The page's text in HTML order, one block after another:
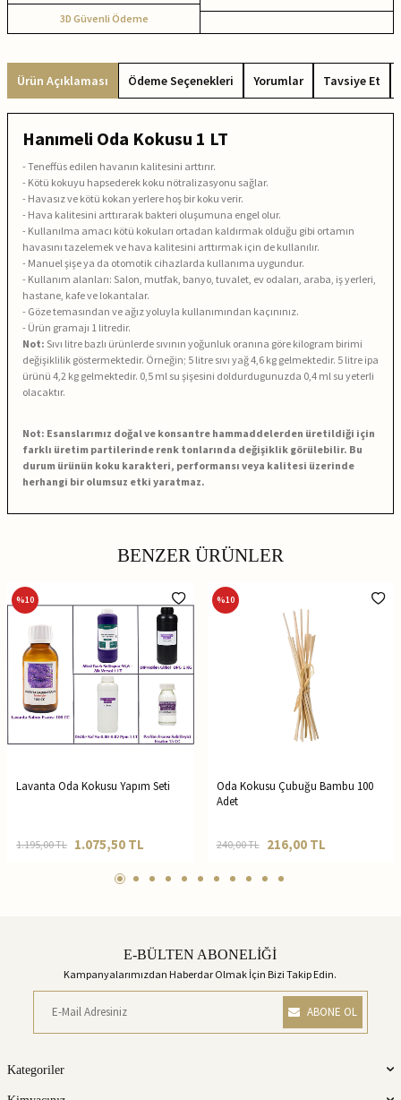
3D Güvenli Ödeme
Ürün Açıklaması Ödeme Seçenekleri Yorumlar Tavsiye Et
Hanımeli Oda Kokusu 1 LT
- Teneffüs edilen havanın kalitesini arttırır.
- Kötü kokuyu hapsederek koku nötralizasyonu sağlar.
- Havasız ve kötü kokan yerlere hoş bir koku verir.
- Hava kalitesini arttırarak bakteri oluşumuna engel olur.
- Kullanılma amacı kötü kokuları ortadan kaldırmak olduğu gibi ortamın
havasını tazelemek ve hava kalitesini arttırmak için de kullanılır.
- Manuel şişe ya da otomotik cihazlarda kullanıma uygundur.
- Kullanım alanları: Salon, mutfak, banyo, tuvalet, ev odaları, araba, iş yerleri,
hastane, kafe ve lokantalar.
- Göze temasından ve ağız yoluyla kullanımından kaçınınız.
- Ürün gramajı 1 litredir.
Not: Sıvı litre bazlı ürünlerde sıvının yoğunluk oranına göre kilogram birimi
değişiklilik göstermektedir. Örneğin; 5 litre sıvı yağ 4,6 kg gelmektedir. 5 litre ipa
ürünü 4,2 kg gelmektedir. 0,5 ml su şişesini doldurdugunuzda 0,4 ml su yeterli
olacaktır.
Not: Esanslarımız doğal ve konsantre hammaddelerden üretildiği için
farklı üretim partilerinde renk tonlarında değişiklik görülebilir. Bu
durum ürünün koku karakteri, performansı veya kalitesi üzerinde
herhangi bir olumsuz etki yaratmaz.
BENZER ÜRÜNLER
%10
Lavanta Oda Kokusu Yapım Seti
1.195,00TL 1.075,50 TL
%10
Oda Kokusu Çubuğu Bambu 100
Adet
240,00TL 216,00TL
E-BÜLTEN ABONELİĞİ
Kampanyalarımızdan Haberdar Olmak İçin Bizi Takip Edin.
ABONE OL
Kategoriler